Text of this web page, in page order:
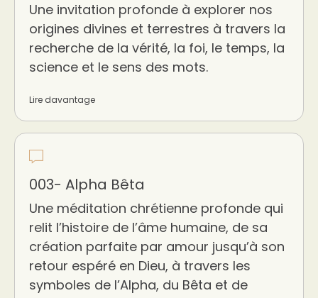
Une invitation profonde à explorer nos
origines divines et terrestres à travers la
recherche de la vérité, la foi, le temps, la
science et le sens des mots.
Lire davantage
003- Alpha Bêta
Une méditation chrétienne profonde qui
relit l’histoire de l’âme humaine, de sa
création parfaite par amour jusqu’à son
retour espéré en Dieu, à travers les
symboles de l’Alpha, du Bêta et de